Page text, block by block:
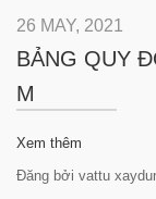
26 MAY, 2021
BẢNG QUY
M
Xem thêm
Đăng bởi vattu